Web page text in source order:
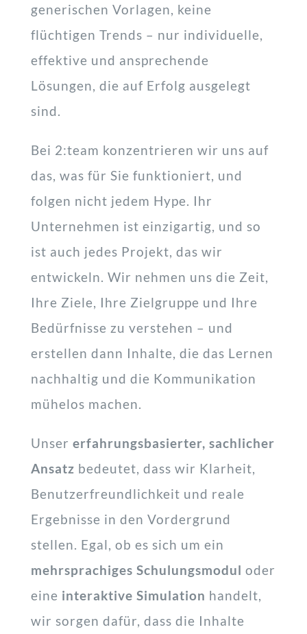
generischen Vorlagen, keine
flüchtigen Trends – nur individuelle,
effektive und ansprechende
Lösungen, die auf Erfolg ausgelegt
sind.
Bei 2:team konzentrieren wir uns auf
das, was für Sie funktioniert, und
folgen nicht jedem Hype. Ihr
Unternehmen ist einzigartig, und so
ist auch jedes Projekt, das wir
entwickeln. Wir nehmen uns die Zeit,
Ihre Ziele, Ihre Zielgruppe und Ihre
Bedürfnisse zu verstehen – und
erstellen dann Inhalte, die das Lernen
nachhaltig und die Kommunikation
mühelos machen.
Unser erfahrungsbasierter, sachlicher
Ansatz bedeutet, dass wir Klarheit,
Benutzerfreundlichkeit und reale
Ergebnisse in den Vordergrund
stellen. Egal, ob es sich um ein
mehrsprachiges Schulungsmodul oder
eine interaktive Simulation handelt,
wir sorgen dafür, dass die Inhalte